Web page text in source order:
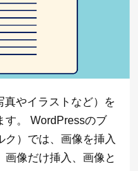
真やイラストなど）を
す。 WordPressのブ
ク）では、画像を挿入
像だけ挿入、画像と